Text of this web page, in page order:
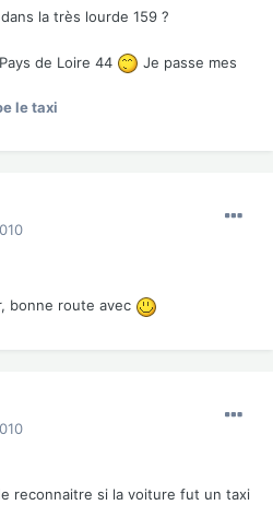
la très lourde 159 ?
de Loire 44
Je passe mes
le taxi
bonne route avec
reconnaitre si la voiture fut un taxi